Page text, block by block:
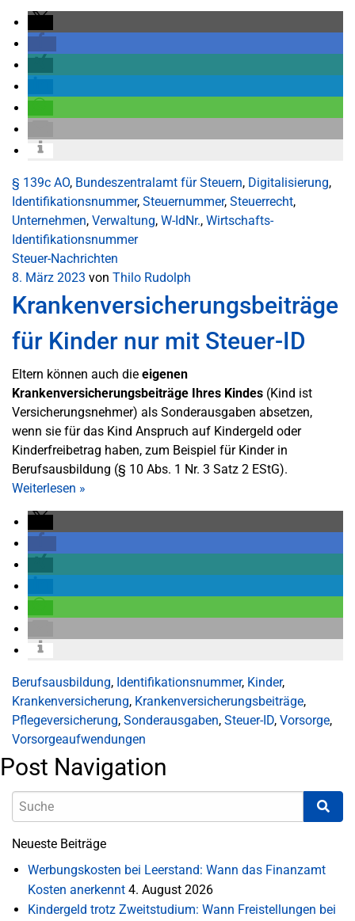
§ 139c AO, Bundeszentralamt für Steuern, Digitalisierung,
Identifikationsnummer, Steuernummer, Steuerrecht,
Unternehmen, Verwaltung, W-IdNr., Wirtschafts-
Identifikationsnummer
Steuer-Nachrichten
8. März 2023 von Thilo Rudolph
Krankenversicherungsbeiträge
für Kinder nur mit Steuer-ID
Eltern können auch die eigenen
Krankenversicherungsbeiträge Ihres Kindes (Kind ist
Versicherungsnehmer) als Sonderausgaben absetzen,
wenn sie für das Kind Anspruch auf Kindergeld oder
Kinderfreibetrag haben, zum Beispiel für Kinder in
Berufsausbildung (§ 10 Abs. 1 Nr. 3 Satz 2 EStG).
Weiterlesen »
Berufsausbildung, Identifikationsnummer, Kinder,
Krankenversicherung, Krankenversicherungsbeiträge,
Pflegeversicherung, Sonderausgaben, Steuer-ID, Vorsorge,
Vorsorgeaufwendungen
Post Navigation
Neueste Beiträge
Werbungskosten bei Leerstand: Wann das Finanzamt
Kosten anerkennt 4. August 2026
Kindergeld trotz Zweitstudium: Wann Freistellungen bei